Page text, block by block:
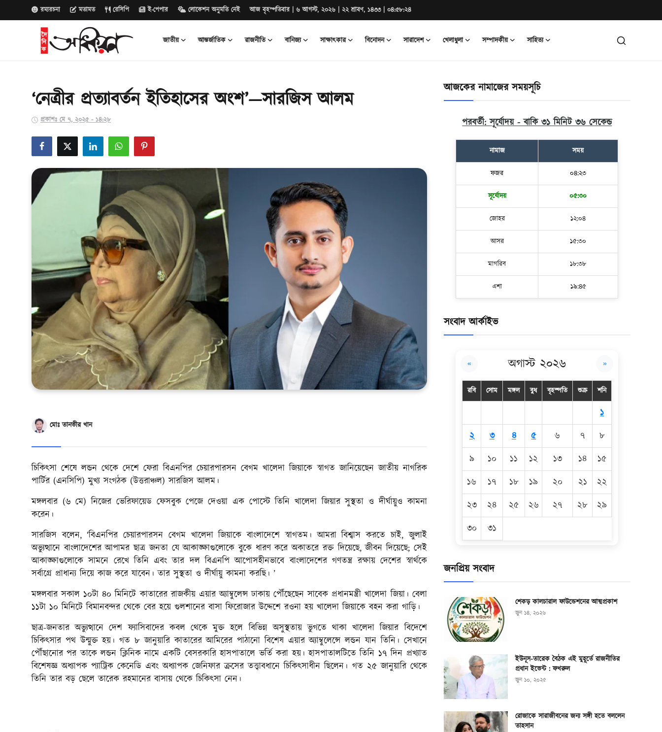
রম্যরচনা মতামত রেসিপি ই-পেপার লোকেশন অনুমতি নেই আজ বৃহস্পতিবার | ৬ আগস্ট, ২০২৬ | ২২ শ্রাবণ, ১৪৩৩ | ০৪:৫৮:২৫
জাতীয় আন্তর্জাতিক রাজনীতি বানিজ্য সাক্ষাৎকার বিনোদন সারাদেশ খেলাধুলা সম্পাদকীয় সাহিত্য
আন্তর্জাতিক
রাজনীতি
সাক্ষাৎকার
সম্পাদকীয়
‘নেত্রীর প্রত্যাবর্তন ইতিহাসের অংশ’—সারজিস আলম
প্রকাশঃ মে ৭, ২০২৫ - ১৪:২৮
মোঃ তানভীর খান
চিকিৎসা শেষে লন্ডন থেকে দেশে ফেরা বিএনপির চেয়ারপারসন বেগম খালেদা জিয়াকে স্বাগত জানিয়েছেন জাতীয় নাগরিক
পার্টির (এনসিপি) মুখ্য সংগঠক (উত্তরাঞ্চল) সারজিস আলম।
মঙ্গলবার (৬ মে) নিজের ভেরিফায়েড ফেসবুক পেজে দেওয়া এক পোস্টে তিনি খালেদা জিয়ার সুস্থতা ও দীর্ঘায়ুও কামনা
করেন।
সারজিস বলেন, ‘বিএনপির চেয়ারপারসন বেগম খালেদা জিয়াকে বাংলাদেশে স্বাগতম। আমরা বিশ্বাস করতে চাই, জুলাই
অভ্যুত্থানে বাংলাদেশের আপামর ছাত্র জনতা যে আকাঙ্ক্ষাগুলোকে বুকে ধারণ করে অকাতরে রক্ত দিয়েছে, জীবন দিয়েছে; সেই
আকাঙ্ক্ষাগুলোকে সামনে রেখে তিনি এবং তার দল বিএনপি আপোসহীনভাবে বাংলাদেশের গণতন্ত্র রক্ষায় দেশের স্বার্থকে
সর্বাগ্রে প্রাধান্য দিয়ে কাজ করে যাবেন। তার সুস্থতা ও দীর্ঘায়ু কামনা করছি। ’
মঙ্গলবার সকাল ১০টা ৪০ মিনিটে কাতারের রাজকীয় এয়ার অ্যাম্বুলেন্স ঢাকায় পৌঁছেছেন সাবেক প্রধানমন্ত্রী খালেদা জিয়া। বেলা
১১টা ১০ মিনিটে বিমানবন্দর থেকে বের হয়ে গুলশানের বাসা ফিরোজার উদ্দেশে রওনা হয় খালেদা জিয়াকে বহন করা গাড়ি।
ছাত্র-জনতার অভ্যুত্থানে দেশ ফ্যাসিবাদের কবল থেকে মুক্ত হলে বিভিন্ন অসুস্থতায় ভুগতে থাকা খালেদা জিয়ার বিদেশে
চিকিৎসার পথ উন্মুক্ত হয়। গত ৮ জানুয়ারি কাতারের আমিরের পাঠানো বিশেষ এয়ার অ্যাম্বুলেন্সে লন্ডন যান তিনি। সেখানে
পৌঁছানোর পর তাকে লন্ডন ক্লিনিক নামে একটি বেসরকারি হাসপাতালে ভর্তি করা হয়। হাসপাতালটিতে তিনি ১৭ দিন প্রখ্যাত
বিশেষজ্ঞ অধ্যাপক প্যাট্রিক কেনেডি এবং অধ্যাপক জেনিফার ক্রসের তত্ত্বাবধানে চিকিৎসাধীন ছিলেন। গত ২৫ জানুয়ারি থেকে
তিনি তার বড় ছেলে তারেক রহমানের বাসায় থেকে চিকিৎসা নেন।
আজকের নামাজের সময়সূচি
পরবর্তী: সূর্যোদয় - বাকি ৩১ মিনিট ৩৫ সেকেন্ড
নামাজ সময়
ফজর ০৪:২৩
সূর্যোদয় ০৫:৩০
জোহর ১২:০৪
আসর ১৫:৩০
মাগরিব ১৮:৩৮
এশা ১৯:৪৫
সংবাদ আর্কাইভ
« অগাস্ট ২০২৬ »
রবি সোম মঙ্গল বুধ বৃহস্পতি শুক্র শনি
১
২
৩ ৪ ৫ ৬ ৭
৮
৯
১০ ১১ ১২ ১৩ ১৪
১৫
১৬
১৭ ১৮ ১৯ ২০ ২১
২২
২৩
২৪ ২৫ ২৬ ২৭ ২৮
২৯
৩০
৩১
জনপ্রিয় সংবাদ
শেকড় কালচারাল ফাউন্ডেশনের আত্মপ্রকাশ
জুন ১৪, ২০২৬
ইউনূস-তারেক বৈঠক এই মুহূর্তে রাজনীতির
প্রধান ইভেন্ট : ফখরুল
জুন ১০, ২০২৫
রোজাকে সারাজীবনের জন্য সঙ্গী হতে বললেন
তাহসান